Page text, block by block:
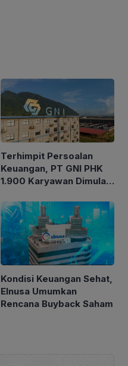
Terhimpit Persoalan
Keuangan, PT GNI PHK
1.900 Karyawan Dimulai
Kondisi Keuangan Sehat,
Elnusa Umumkan
Rencana Buyback Saham